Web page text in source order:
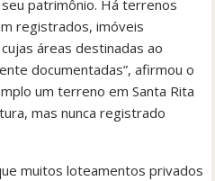
patrimônio. Há terrenos
registrados, imóveis
áreas destinadas ao
documentadas”, afirmou o
um terreno em Santa Rita
mas nunca registrado
muitos loteamentos privados